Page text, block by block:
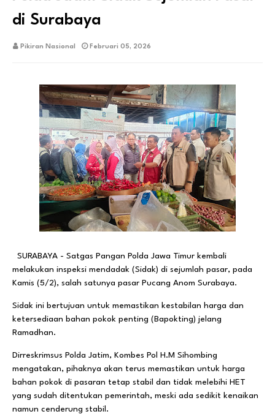
di Surabaya
Pikiran Nasional Februari 05, 2026
SURABAYA - Satgas Pangan Polda Jawa Timur kembali
melakukan inspeksi mendadak (Sidak) di sejumlah pasar, pada
Kamis (5/2), salah satunya pasar Pucang Anom Surabaya.
Sidak ini bertujuan untuk memastikan kestabilan harga dan
ketersediaan bahan pokok penting (Bapokting) jelang
Ramadhan.
Dirreskrimsus Polda Jatim, Kombes Pol H.M Sihombing
mengatakan, pihaknya akan terus memastikan untuk harga
bahan pokok di pasaran tetap stabil dan tidak melebihi HET
yang sudah ditentukan pemerintah, meski ada sedikit kenaikan
namun cenderung stabil.